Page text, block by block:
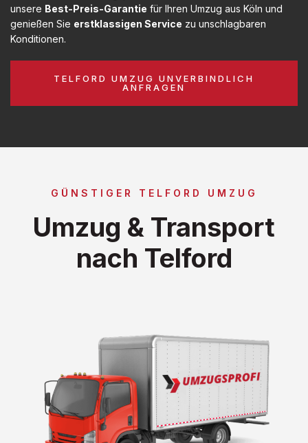
unsere Best-Preis-Garantie für Ihren Umzug aus Köln und
genießen Sie erstklassigen Service zu unschlagbaren
Konditionen.
TELFORD UMZUG UNVERBINDLICH
ANFRAGEN
GÜNSTIGER TELFORD UMZUG
Umzug & Transport
nach Telford